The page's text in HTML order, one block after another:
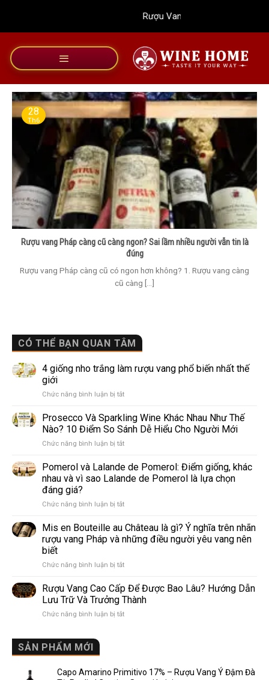
dung
Rượu Vang Wine Home
CÓ THỂ BẠN QUAN TÂM
4 giống nho trắng làm rượu vang phổ biến nhất thế
giới
Chức năng bình luận bị tắtở
giống
nho
trắng
làm
vang
phổ
thế
Prosecco Và Sparkling Wine Khác Nhau Như Thế
Nào? 10 Điểm So Sánh Dễ Hiểu Cho Người Mới
Chức năng bình luận bị tắtở
Sparkling
Wine
Nhau
Thế
Nào?
10
So
Dễ
Hiểu
Người
Pomerol và Lalande de Pomerol: Điểm giống, khác
nhau và vì sao Lalande de Pomerol là lựa chọn
đáng giá?
Chức năng bình luận bị tắtở
và
Lalande
de
Điểm
khác
nhau
và
vì
lựa
Mis en Bouteille au Château là gì? Ý nghĩa trên nhãn
rượu vang Pháp và những điều người yêu vang nên
biết
Chức năng bình luận bị tắtở
en
Bouteille
au
Château
nhãn
Rượu Vang Cao Cấp Để Được Bao Lâu? Hướng Dẫn
Lưu Trữ Và Trưởng Thành
Chức năng bình luận bị tắtở
Được
SẢN PHẨM MỚI
Capo Amarino Primitivo 17% – Rượu Vang Ý Đậm Đà
Rượu vang Pháp càng cũ càng ngon? Sai lầm nhiều người vẫn tin là
đúng
Rượu vang Pháp càng cũ có ngon hơn không? 1. Rượu vang càng
cũ càng [...]
28
Th6